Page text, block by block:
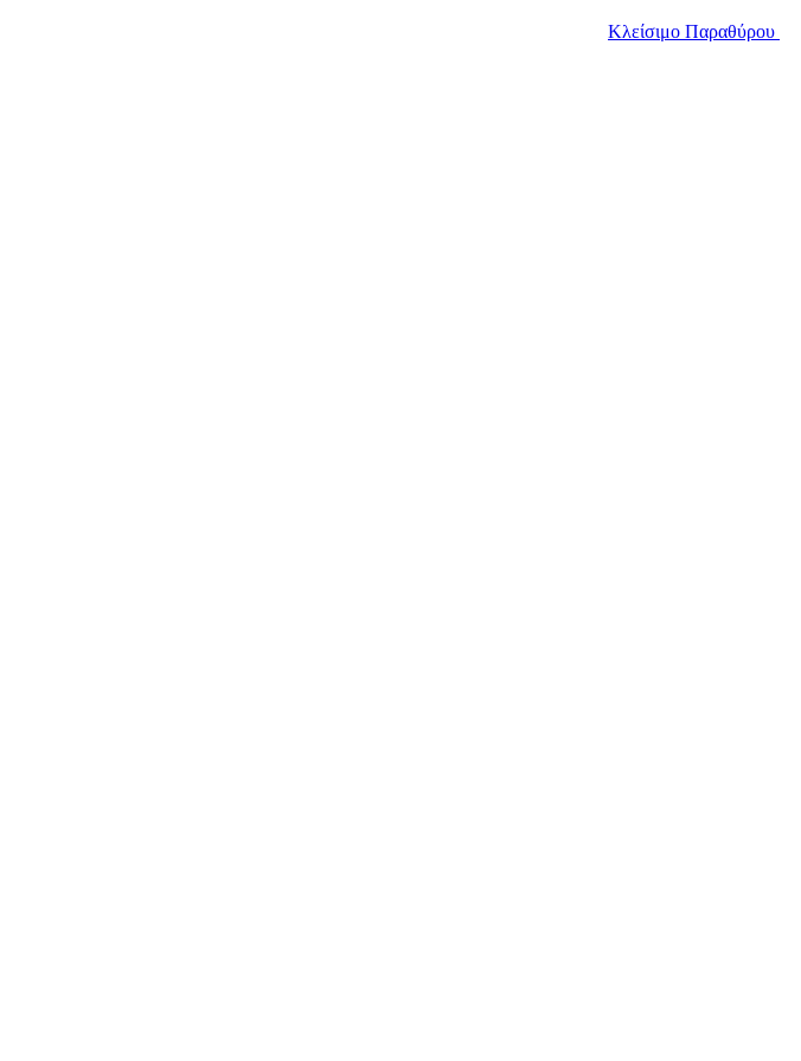
Κλείσιμο Παραθύρου